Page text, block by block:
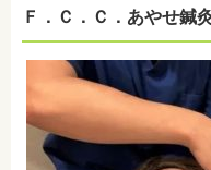
Ｆ．Ｃ．Ｃ．あやせ鍼